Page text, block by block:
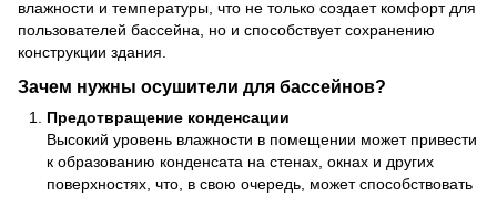
влажности и температуры, что не только создает комфорт для
пользователей бассейна, но и способствует сохранению
конструкции здания.
Зачем нужны осушители для бассейнов?
Предотвращение конденсации
Высокий уровень влажности в помещении может привести
к образованию конденсата на стенах, окнах и других
поверхностях, что, в свою очередь, может способствовать